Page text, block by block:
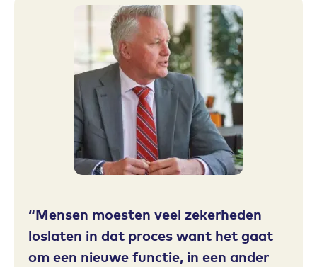
Mensen moesten veel zekerheden
loslaten in dat proces want het gaat
om een nieuwe functie, in een ander